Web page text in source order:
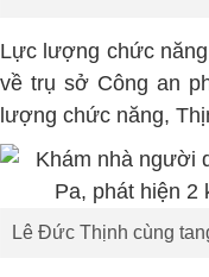
Lực lượng chức
về trụ sở Công an
lượng chức năng,
Lê Đức Thịnh cùng